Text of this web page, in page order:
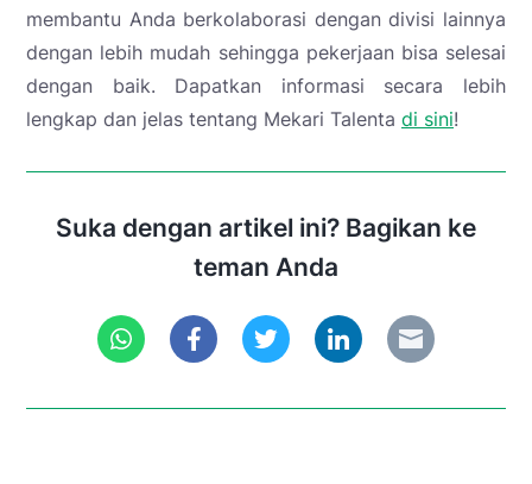
membantu Anda berkolaborasi dengan divisi lainnya
dengan lebih mudah sehingga pekerjaan bisa selesai
dengan baik. Dapatkan informasi secara lebih
lengkap dan jelas tentang Mekari Talenta di sini!
Suka dengan artikel ini? Bagikan ke
teman Anda